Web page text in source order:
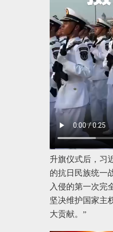
升旗仪式后，习
的抗日民族统一
入侵的第一次完
坚决维护国家主
大贡献。”